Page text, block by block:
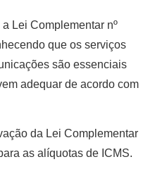
Lei Complementar nº
que os serviços
são essenciais
adequar de acordo com
da Lei Complementar
as alíquotas de ICMS.